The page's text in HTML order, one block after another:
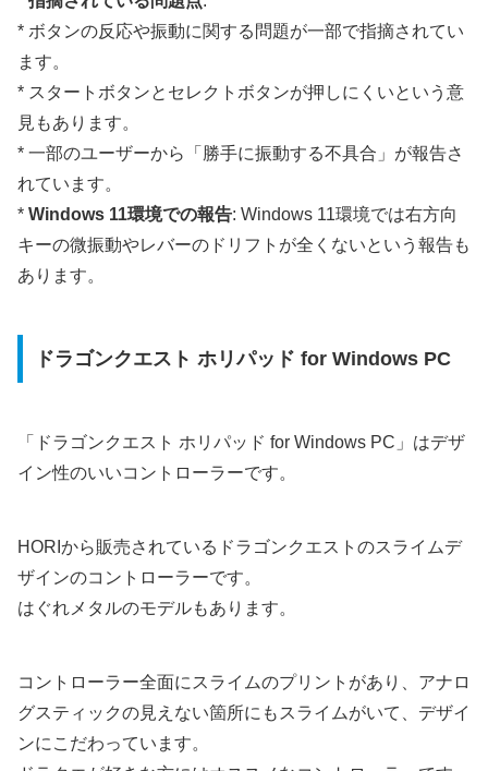
* ボタンの反応や振動に関する問題が一部で指摘されてい
ます。
* スタートボタンとセレクトボタンが押しにくいという意
見もあります。
* 一部のユーザーから「勝手に振動する不具合」が報告さ
れています。
* Windows 11環境での報告: Windows 11環境では右方向
キーの微振動やレバーのドリフトが全くないという報告も
あります。
ドラゴンクエスト ホリパッド for Windows PC
「ドラゴンクエスト ホリパッド for Windows PC」はデザ
イン性のいいコントローラーです。
HORIから販売されているドラゴンクエストのスライムデ
ザインのコントローラーです。
はぐれメタルのモデルもあります。
コントローラー全面にスライムのプリントがあり、アナロ
グスティックの見えない箇所にもスライムがいて、デザイ
ンにこだわっています。